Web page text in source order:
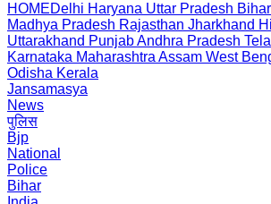
HOMEDelhi Haryana Uttar Pradesh Bihar
Madhya Pradesh Rajasthan Jharkhand
Uttarakhand PunjabAndhra Pradesh
Karnataka Maharashtra Assam West
Odisha Kerala
Jansamasya
News
पुलिस
Bjp
National
Police
Bihar